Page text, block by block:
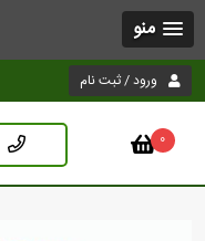
منو
ورود / ثبت نام
0